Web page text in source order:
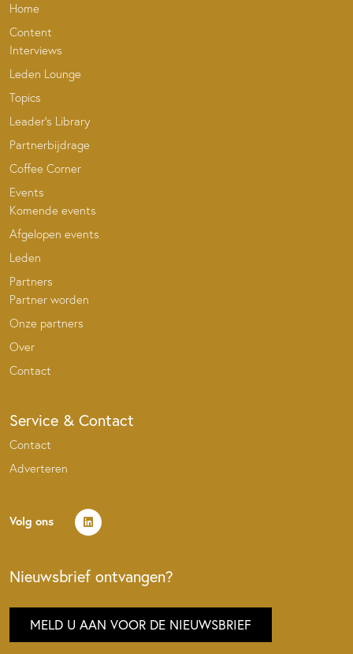
Home
Content
Interviews
Leden Lounge
Topics
Leader’s Library
Partnerbijdrage
Coffee Corner
Events
Komende events
Afgelopen events
Leden
Partners
Partner worden
Onze partners
Over
Contact
Service & Contact
Contact
Adverteren
Volg ons
Nieuwsbrief ontvangen?
MELD U AAN VOOR DE NIEUWSBRIEF